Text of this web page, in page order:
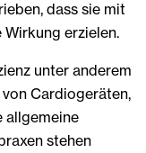
dass sie mit
erzielen.
unter anderem
Cardiogeräten,
allgemeine
stehen